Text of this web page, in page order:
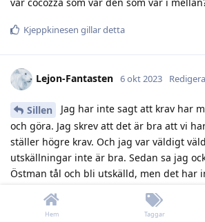
Kjeppkinesen gillar detta
Lejon-Fantasten 6 okt 2023
Sillen
Jag har inte sagt att krav har
och göra. Jag skrev att det är bra att vi
ställer högre krav. Och jag var väldigt
utskällningar inte är bra. Sedan sa jag
Östman tål och bli utskälld, men det har
svarade på detta.
Hem Taggar